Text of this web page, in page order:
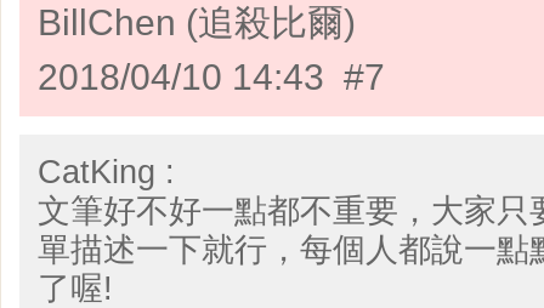
BillChen (追殺比爾)
2018/04/10 14:43 #7
CatKing :
文筆好不好一點都不重要，大家
單描述一下就行，每個人都說一
了喔!